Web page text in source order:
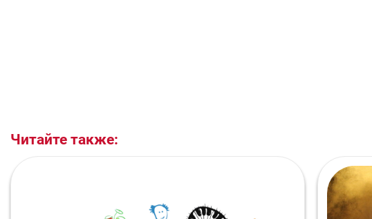
Читайте также: